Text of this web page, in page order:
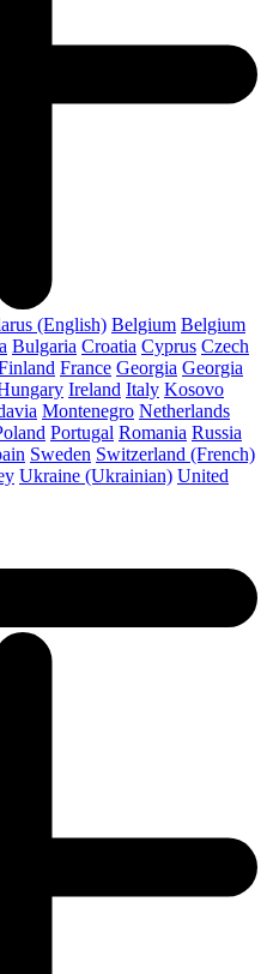
(English) Belgium Belgium
Bulgaria Croatia Cyprus Czech
France Georgia Georgia
Ireland Italy Kosovo
Montenegro Netherlands
Portugal Romania Russia
Sweden Switzerland (French)
Ukraine (Ukrainian) United